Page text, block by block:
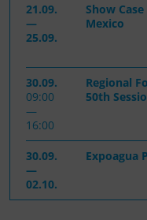
21.09.
—
25.09.
Show
Mexico
30.09.
09:00
—
16:00
Regional
50th
30.09.
—
02.10.
Expoagua